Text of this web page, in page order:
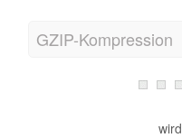
GZIP-Kompression